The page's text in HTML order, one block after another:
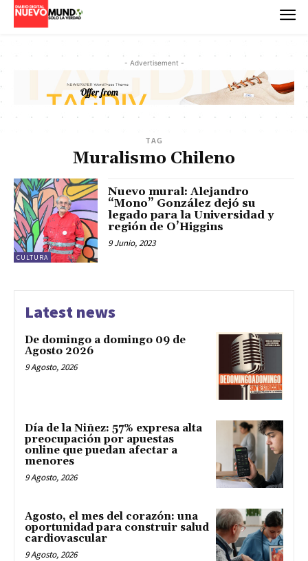
- Advertisement -
TAG
Muralismo Chileno
CULTURA
Nuevo mural: Alejandro
“Mono” González dejó su
legado para la Universidad y
región de O’Higgins
9 Junio, 2023
Latest news
De domingo a domingo 09 de
Agosto 2026
9 Agosto, 2026
Día de la Niñez: 57% expresa alta
preocupación por apuestas
online que puedan afectar a
menores
9 Agosto, 2026
Agosto, el mes del corazón: una
oportunidad para construir salud
cardiovascular
9 Agosto, 2026